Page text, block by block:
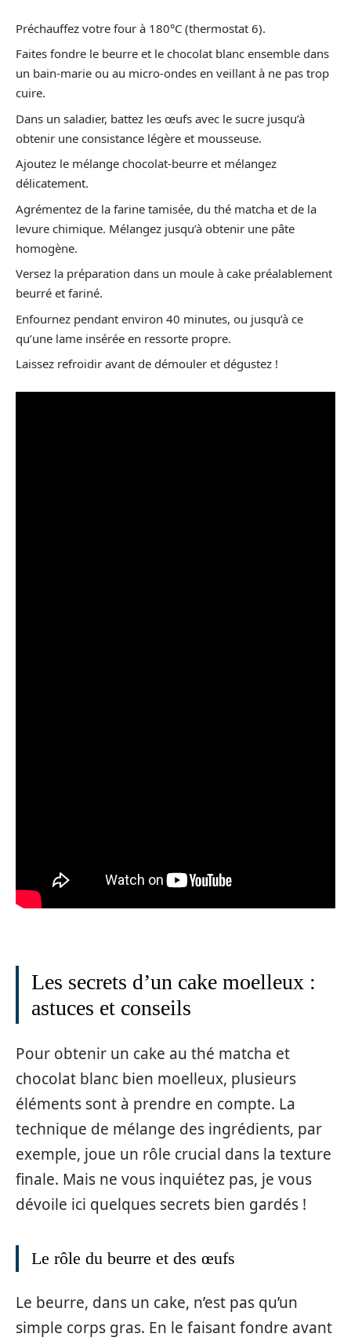
Préchauffez votre four à 180°C (thermostat 6).
Faites fondre le beurre et le chocolat blanc ensemble dans
un bain-marie ou au micro-ondes en veillant à ne pas trop
cuire.
Dans un saladier, battez les œufs avec le sucre jusqu’à
obtenir une consistance légère et mousseuse.
Ajoutez le mélange chocolat-beurre et mélangez
délicatement.
Agrémentez de la farine tamisée, du thé matcha et de la
levure chimique. Mélangez jusqu’à obtenir une pâte
homogène.
Versez la préparation dans un moule à cake préalablement
beurré et fariné.
Enfournez pendant environ 40 minutes, ou jusqu’à ce
qu’une lame insérée en ressorte propre.
Laissez refroidir avant de démouler et dégustez !
Les secrets d’un cake moelleux :
astuces et conseils
Pour obtenir un cake au thé matcha et
chocolat blanc bien moelleux, plusieurs
éléments sont à prendre en compte. La
technique de mélange des ingrédients, par
exemple, joue un rôle crucial dans la texture
finale. Mais ne vous inquiétez pas, je vous
dévoile ici quelques secrets bien gardés !
Le rôle du beurre et des œufs
Le beurre, dans un cake, n’est pas qu’un
simple corps gras. En le faisant fondre avant